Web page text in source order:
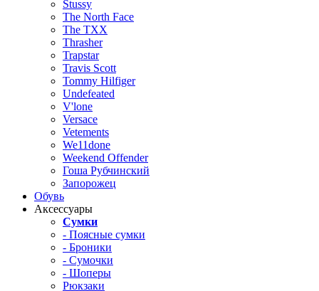
Stussy
The North Face
The TXX
Thrasher
Trapstar
Travis Scott
Tommy Hilfiger
Undefeated
V'lone
Versace
Vetements
We11done
Weekend Offender
Гоша Рубчинский
Запорожец
Обувь
Аксессуары
Сумки
- Поясные сумки
- Броники
- Сумочки
- Шоперы
Рюкзаки